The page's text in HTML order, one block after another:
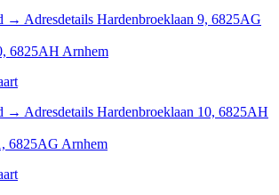
→ Adresdetails Hardenbroeklaan 9, 6825AG
6825AH Arnhem
→ Adresdetails Hardenbroeklaan 10, 6825AH
6825AG Arnhem